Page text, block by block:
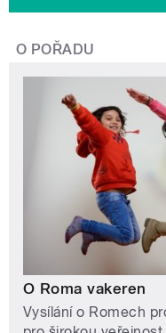
O POŘADU
O Roma vakeren
Vysílání o Romech